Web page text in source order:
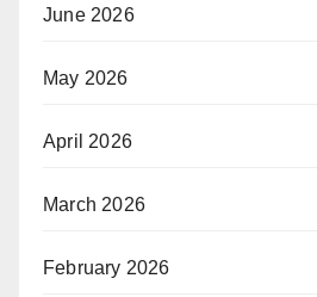
June 2026
May 2026
April 2026
March 2026
February 2026